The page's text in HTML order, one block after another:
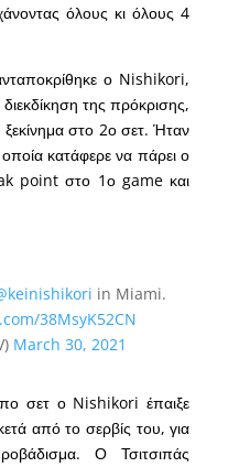
όλους κι όλους 4
ο Nishikori,
της πρόκρισης,
στο 2ο σετ. Ήταν
κατάφερε να πάρει ο
point στο 1ο game και
in Miami.
38MsyK52CN
March 30, 2021
σετ ο Nishikori έπαιξε
από το σερβίς του, για
Ο Τσιτσιπάς